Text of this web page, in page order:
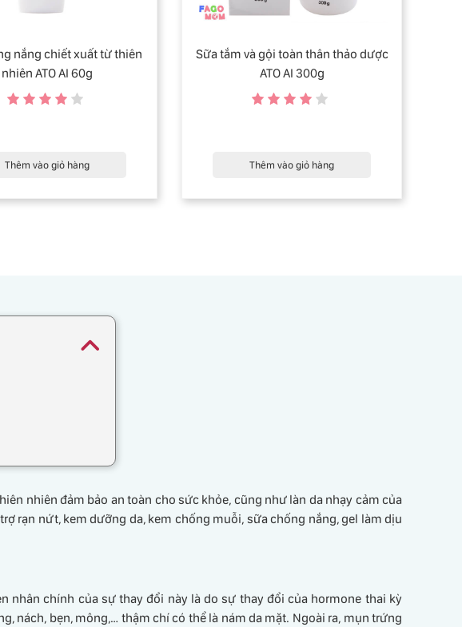
nắng chiết xuất từ thiên
nhiên ATO AI 60g
Thêm vào giỏ hàng
Sữa tắm và gội toàn thân thảo dược
ATO AI 300g
Thêm vào giỏ hàng
nhiên đảm bảo an toàn cho sức khỏe, cũng như làn da nhạy cảm của
rạn nứt, kem dưỡng da, kem chống muỗi, sữa chống nắng, gel làm dịu
nhân chính của sự thay đổi này là do sự thay đổi của hormone thai kỳ
nách, bẹn, mông,… thậm chí có thể là nám da mặt. Ngoài ra, mụn trứng